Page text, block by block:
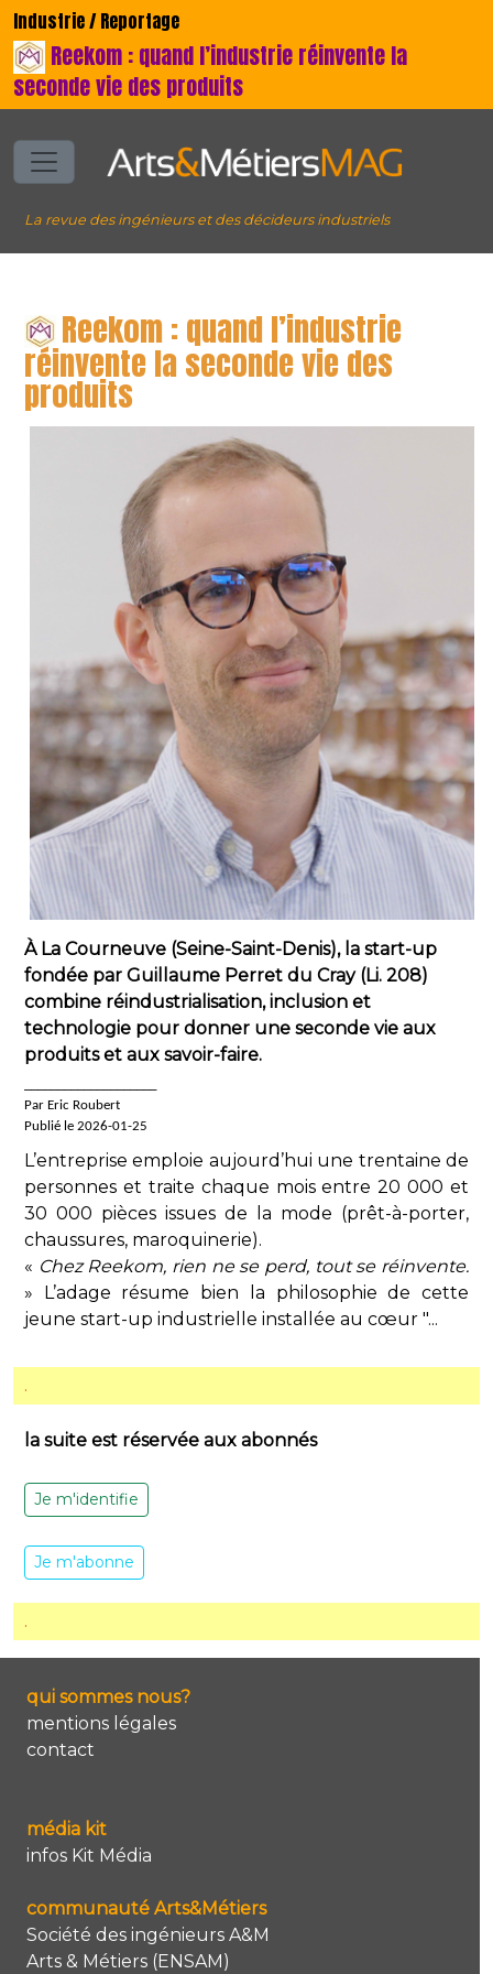
Industrie / Reportage
Reekom : quand l’industrie réinvente la
seconde vie des produits
La revue des ingénieurs et des décideurs industriels
Reekom : quand l’industrie
réinvente la seconde vie des
produits
À La Courneuve (Seine-Saint-Denis), la start-up
fondée par Guillaume Perret du Cray (Li. 208)
combine réindustrialisation, inclusion et
technologie pour donner une seconde vie aux
produits et aux savoir-faire.
Par Eric Roubert
Publié le 2026-01-25
L’entreprise emploie aujourd’hui une trentaine de
personnes et traite chaque mois entre 20 000 et
30 000 pièces issues de la mode (prêt-à-porter,
chaussures, maroquinerie).
« Chez Reekom, rien ne se perd, tout se réinvente.
» L’adage résume bien la philosophie de cette
jeune start-up industrielle installée au cœur "...
.
la suite est réservée aux abonnés
Je m'identifie
Je m'abonne
.
qui sommes nous?
mentions légales
contact
média kit
infos Kit Média
communauté Arts&Métiers
Société des ingénieurs A&M
Arts & Métiers (ENSAM)